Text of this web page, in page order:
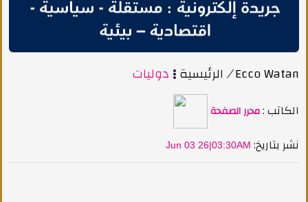
الرئيسية دوليات /Ecco Watan
الكاتب :محرر الصفحة
Jun 03 26|03:30AM :نشر بتاريخ